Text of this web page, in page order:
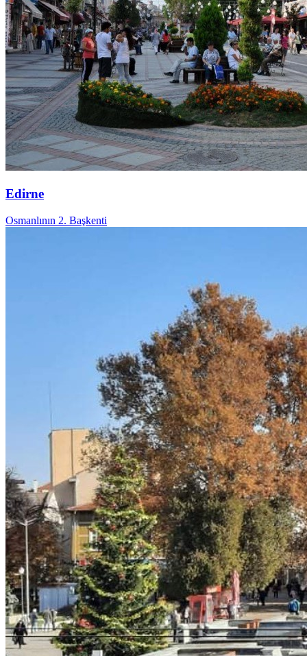
Edirne
Osmanlının 2. Başkenti